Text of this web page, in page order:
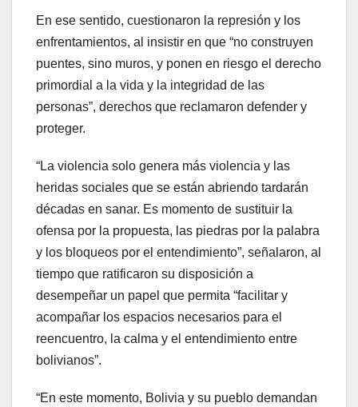
En ese sentido, cuestionaron la represión y los
enfrentamientos, al insistir en que “no construyen
puentes, sino muros, y ponen en riesgo el derecho
primordial a la vida y la integridad de las
personas”, derechos que reclamaron defender y
proteger.
“La violencia solo genera más violencia y las
heridas sociales que se están abriendo tardarán
décadas en sanar. Es momento de sustituir la
ofensa por la propuesta, las piedras por la palabra
y los bloqueos por el entendimiento”, señalaron, al
tiempo que ratificaron su disposición a
desempeñar un papel que permita “facilitar y
acompañar los espacios necesarios para el
reencuentro, la calma y el entendimiento entre
bolivianos”.
“En este momento, Bolivia y su pueblo demandan